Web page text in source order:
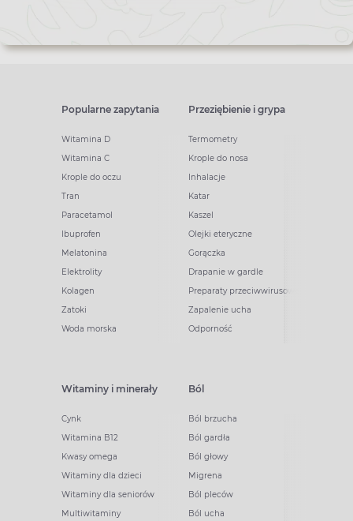
Popularne zapytania
Witamina D
Witamina C
Krople do oczu
Tran
Paracetamol
Ibuprofen
Melatonina
Elektrolity
Kolagen
Zatoki
Woda morska
Przeziębienie i grypa
Termometry
Krople do nosa
Inhalacje
Katar
Kaszel
Olejki eteryczne
Gorączka
Drapanie w gardle
Preparaty przeciwwirusowe
Zapalenie ucha
Odporność
Witaminy i minerały
Cynk
Witamina B12
Kwasy omega
Witaminy dla dzieci
Witaminy dla seniorów
Multiwitaminy
Ból
Ból brzucha
Ból gardła
Ból głowy
Migrena
Ból pleców
Ból ucha